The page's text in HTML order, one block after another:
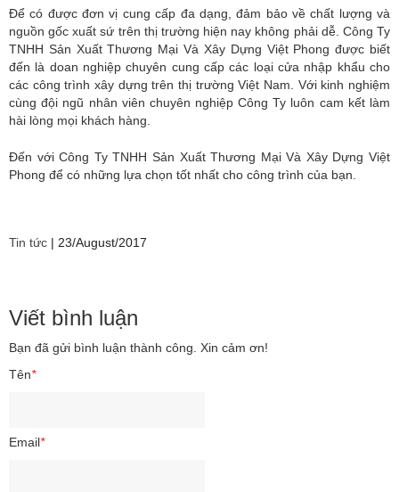
Để có được đơn vị cung cấp đa dạng, đảm bảo về chất lượng và
nguồn gốc xuất sứ trên thị trường hiện nay không phải dễ. Công Ty
TNHH Sản Xuất Thương Mại Và Xây Dựng Việt Phong được biết
đến là doan nghiệp chuyên cung cấp các loại cửa nhập khẩu cho
các công trình xây dựng trên thị trường Việt Nam. Với kinh nghiệm
cùng đội ngũ nhân viên chuyên nghiệp Công Ty luôn cam kết làm
hài lòng mọi khách hàng.
Đến với Công Ty TNHH Sản Xuất Thương Mại Và Xây Dựng Việt
Phong để có những lựa chọn tốt nhất cho công trình của bạn.
Tin tức | 23/August/2017
Viết bình luận
Bạn đã gửi bình luận thành công. Xin cảm ơn!
Tên*
Email*